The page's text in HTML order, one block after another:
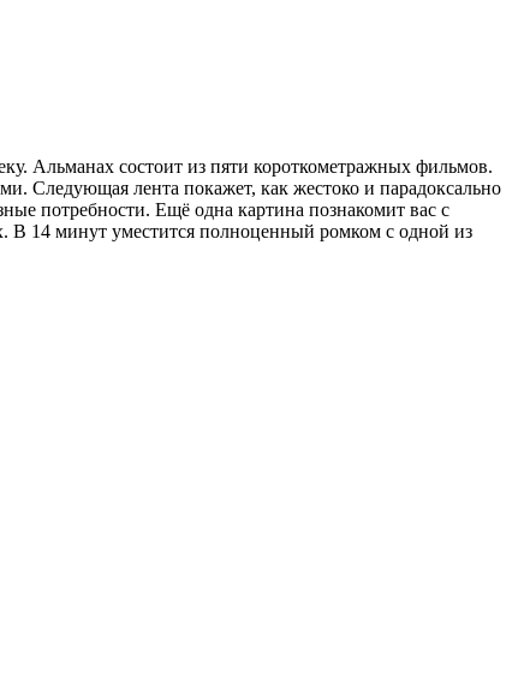
Альманах состоит из пяти короткометражных фильмов.
Следующая лента покажет, как жестоко и парадоксально
потребности. Ещё одна картина познакомит вас с
В 14 минут уместится полноценный ромком с одной из